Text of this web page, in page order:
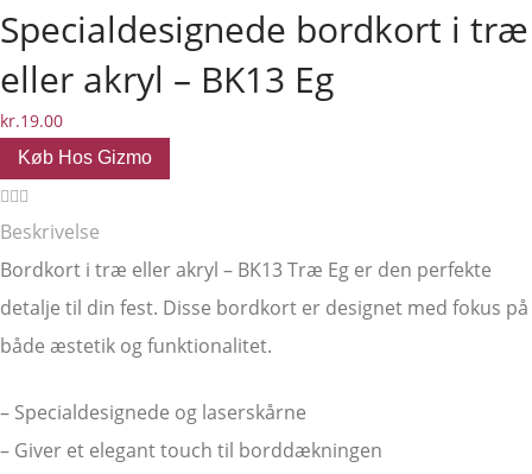
Specialdesignede bordkort i træ
eller akryl – BK13 Eg
kr.19.00
Køb Hos Gizmo
Beskrivelse
Bordkort i træ eller akryl – BK13 Træ Eg er den perfekte
detalje til din fest. Disse bordkort er designet med fokus på
både æstetik og funktionalitet.
– Specialdesignede og laserskårne
– Giver et elegant touch til borddækningen